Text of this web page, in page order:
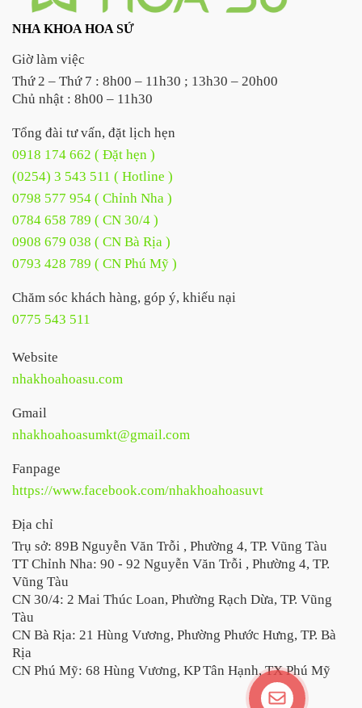
NHA KHOA HOA SỨ
Giờ làm việc
Thứ 2 – Thứ 7 : 8h00 – 11h30 ; 13h30 – 20h00
Chủ nhật : 8h00 – 11h30
Tổng đài tư vấn, đặt lịch hẹn
0918 174 662 ( Đặt hẹn )
(0254) 3 543 511 ( Hotline )
0798 577 954 ( Chỉnh Nha )
0784 658 789 ( CN 30/4 )
0908 679 038 ( CN Bà Rịa )
0793 428 789 ( CN Phú Mỹ )
Chăm sóc khách hàng, góp ý, khiếu nại
0775 543 511
Website
nhakhoahoasu.com
Gmail
nhakhoahoasumkt@gmail.com
Fanpage
https://www.facebook.com/nhakhoahoasuvt
Địa chỉ
Trụ sở: 89B Nguyễn Văn Trỗi , Phường 4, TP. Vũng Tàu
TT Chỉnh Nha: 90 - 92 Nguyễn Văn Trỗi , Phường 4, TP.
Vũng Tàu
CN 30/4: 2 Mai Thúc Loan, Phường Rạch Dừa, TP. Vũng
Tàu
CN Bà Rịa: 21 Hùng Vương, Phường Phước Hưng, TP. Bà
Rịa
CN Phú Mỹ: 68 Hùng Vương, KP Tân Hạnh, TX Phú Mỹ